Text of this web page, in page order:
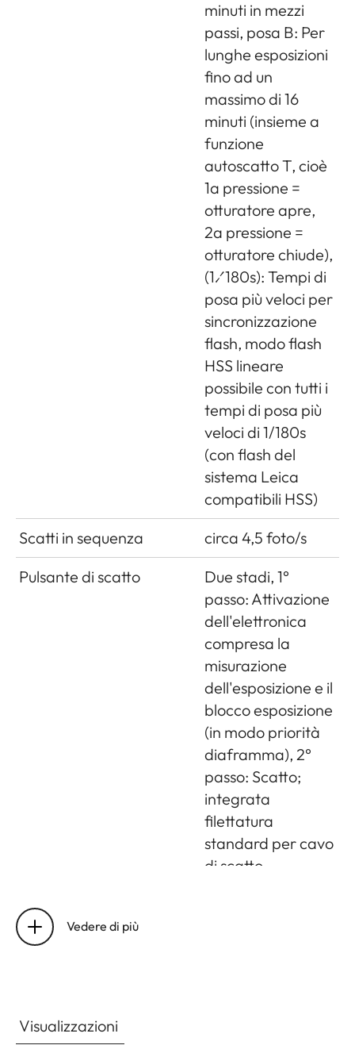
minuti in mezzi
passi, posa B: Per
lunghe esposizioni
fino ad un
massimo di 16
minuti (insieme a
funzione
autoscatto T, cioè
1a pressione =
otturatore apre,
2a pressione =
otturatore chiude),
(1⁄180s): Tempi di
posa più veloci per
sincronizzazione
flash, modo flash
HSS lineare
possibile con tutti i
tempi di posa più
veloci di 1/180s
(con flash del
sistema Leica
compatibili HSS)
Scatti in sequenza
circa 4,5 foto/s
Pulsante di scatto
Due stadi, 1°
passo: Attivazione
dell'elettronica
compresa la
misurazione
dell'esposizione e il
blocco esposizione
(in modo priorità
diaframma), 2°
passo: Scatto;
integrata
filettatura
standard per cavo
di scatto
Autoscatto
Vedere di più
Visualizzazioni